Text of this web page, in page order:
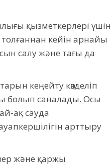
қызметкерлері үшін
кейін арнайы
салу және тағы да
кеңейту көзделіп
болып саналады. Осы
ақ сауда
арттыру
және қаржы